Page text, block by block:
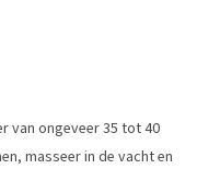
van ongeveer 35 tot 40
masseer in de vacht en